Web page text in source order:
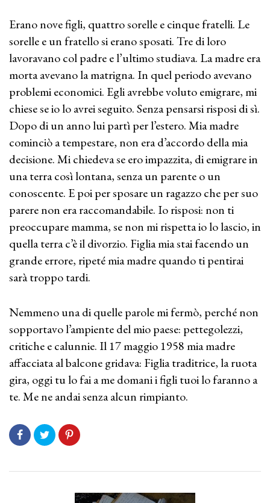
Erano nove figli, quattro sorelle e cinque fratelli. Le
sorelle e un fratello si erano sposati. Tre di loro
lavoravano col padre e l’ultimo studiava. La madre era
morta avevano la matrigna. In quel periodo avevano
problemi economici. Egli avrebbe voluto emigrare, mi
chiese se io lo avrei seguito. Senza pensarsi risposi di sì.
Dopo di un anno lui partì per l’estero. Mia madre
cominciò a tempestare, non era d’accordo della mia
decisione. Mi chiedeva se ero impazzita, di emigrare in
una terra così lontana, senza un parente o un
conoscente. E poi per sposare un ragazzo che per suo
parere non era raccomandabile. Io risposi: non ti
preoccupare mamma, se non mi rispetta io lo lascio, in
quella terra c’è il divorzio. Figlia mia stai facendo un
grande errore, ripeté mia madre quando ti pentirai
sarà troppo tardi.
Nemmeno una di quelle parole mi fermò, perché non
sopportavo l’ampiente del mio paese: pettegolezzi,
critiche e calunnie. Il 17 maggio 1958 mia madre
affacciata al balcone gridava: Figlia traditrice, la ruota
gira, oggi tu lo fai a me domani i figli tuoi lo faranno a
te. Me ne andai senza alcun rimpianto.